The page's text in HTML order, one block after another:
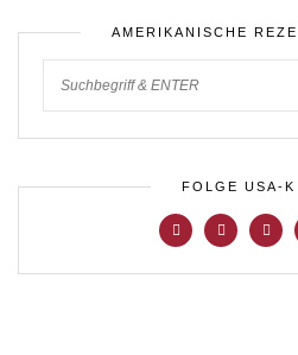
AMERIKANISCHE
FOLGE USA-K